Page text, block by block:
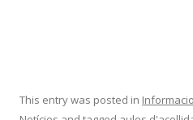
This entry was posted in